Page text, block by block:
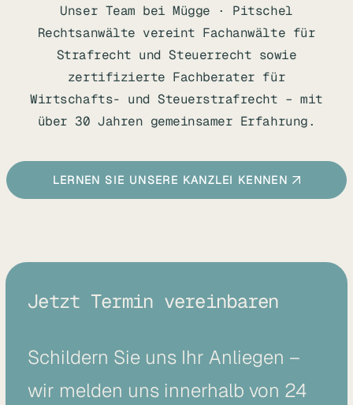
Unser Team bei Mügge · Pitschel
Rechtsanwälte vereint Fachanwälte für
Strafrecht und Steuerrecht sowie
zertifizierte Fachberater für
Wirtschafts- und Steuerstrafrecht – mit
über 30 Jahren gemeinsamer Erfahrung.
LERNEN SIE UNSERE KANZLEI KENNEN
Jetzt Termin vereinbaren
Schildern Sie uns Ihr Anliegen –
wir melden uns innerhalb von 24